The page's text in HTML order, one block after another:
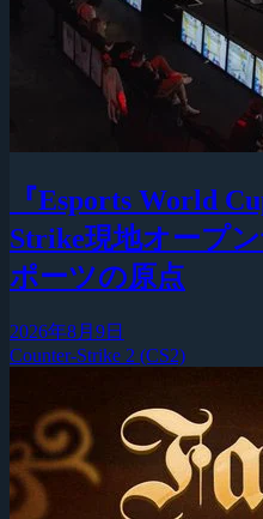
『Esports World
Strike現地オープ
ポーツの原点
2026年8月9日
Counter-Strike 2 (CS2)